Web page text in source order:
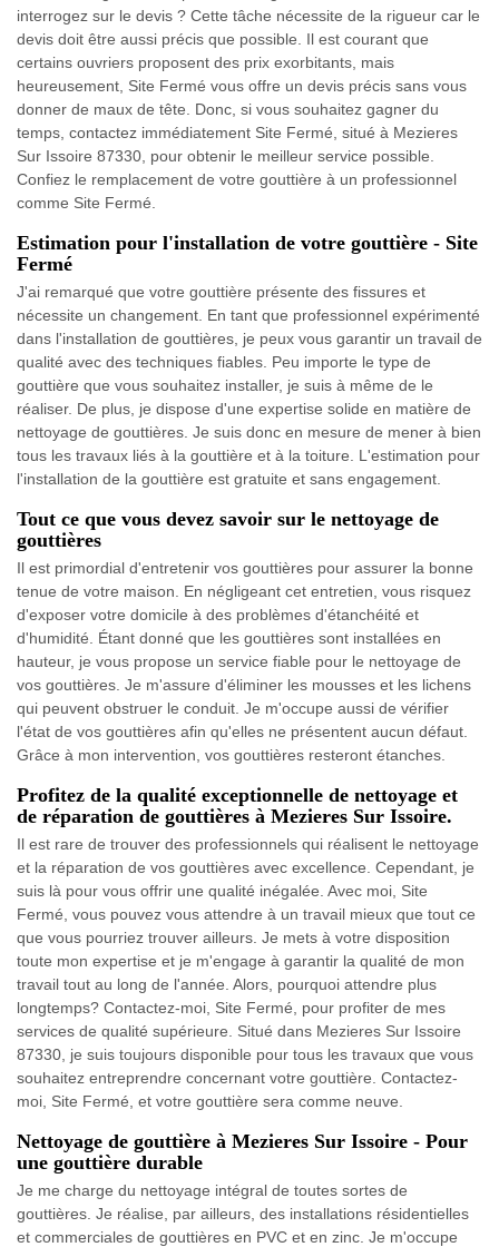
interrogez sur le devis ? Cette tâche nécessite de la rigueur car le
devis doit être aussi précis que possible. Il est courant que
certains ouvriers proposent des prix exorbitants, mais
heureusement, Site Fermé vous offre un devis précis sans vous
donner de maux de tête. Donc, si vous souhaitez gagner du
temps, contactez immédiatement Site Fermé, situé à Mezieres
Sur Issoire 87330, pour obtenir le meilleur service possible.
Confiez le remplacement de votre gouttière à un professionnel
comme Site Fermé.
Estimation pour l'installation de votre gouttière - Site
Fermé
J'ai remarqué que votre gouttière présente des fissures et
nécessite un changement. En tant que professionnel expérimenté
dans l'installation de gouttières, je peux vous garantir un travail de
qualité avec des techniques fiables. Peu importe le type de
gouttière que vous souhaitez installer, je suis à même de le
réaliser. De plus, je dispose d'une expertise solide en matière de
nettoyage de gouttières. Je suis donc en mesure de mener à bien
tous les travaux liés à la gouttière et à la toiture. L'estimation pour
l'installation de la gouttière est gratuite et sans engagement.
Tout ce que vous devez savoir sur le nettoyage de
gouttières
Il est primordial d'entretenir vos gouttières pour assurer la bonne
tenue de votre maison. En négligeant cet entretien, vous risquez
d'exposer votre domicile à des problèmes d'étanchéité et
d'humidité. Étant donné que les gouttières sont installées en
hauteur, je vous propose un service fiable pour le nettoyage de
vos gouttières. Je m'assure d'éliminer les mousses et les lichens
qui peuvent obstruer le conduit. Je m'occupe aussi de vérifier
l'état de vos gouttières afin qu'elles ne présentent aucun défaut.
Grâce à mon intervention, vos gouttières resteront étanches.
Profitez de la qualité exceptionnelle de nettoyage et
de réparation de gouttières à Mezieres Sur Issoire.
Il est rare de trouver des professionnels qui réalisent le nettoyage
et la réparation de vos gouttières avec excellence. Cependant, je
suis là pour vous offrir une qualité inégalée. Avec moi, Site
Fermé, vous pouvez vous attendre à un travail mieux que tout ce
que vous pourriez trouver ailleurs. Je mets à votre disposition
toute mon expertise et je m'engage à garantir la qualité de mon
travail tout au long de l'année. Alors, pourquoi attendre plus
longtemps? Contactez-moi, Site Fermé, pour profiter de mes
services de qualité supérieure. Situé dans Mezieres Sur Issoire
87330, je suis toujours disponible pour tous les travaux que vous
souhaitez entreprendre concernant votre gouttière. Contactez-
moi, Site Fermé, et votre gouttière sera comme neuve.
Nettoyage de gouttière à Mezieres Sur Issoire - Pour
une gouttière durable
Je me charge du nettoyage intégral de toutes sortes de
gouttières. Je réalise, par ailleurs, des installations résidentielles
et commerciales de gouttières en PVC et en zinc. Je m'occupe